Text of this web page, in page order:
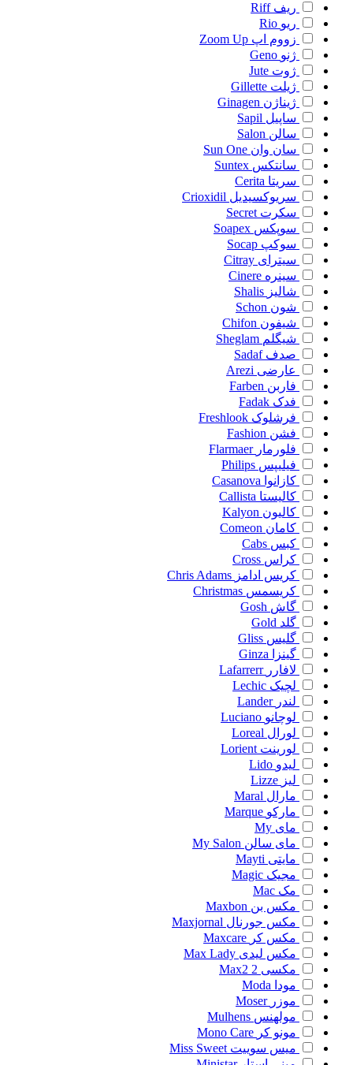
ریف Riff
ریو Rio
زووم اپ Zoom Up
ژنو Geno
ژوت Jute
ژیلت Gillette
ژیناژن Ginagen
ساپیل Sapil
سالن Salon
سان وان Sun One
سانتکس Suntex
سریتا Cerita
سریوکسیدیل Crioxidil
سکرت Secret
سوپکس Soapex
سوکپ Socap
سیترای Citray
سینره Cinere
شالیز Shalis
شون Schon
شیفون Chifon
شیگلم Sheglam
صدف Sadaf
عارضی Arezi
فاربن Farben
فدک Fadak
فرشلوک Freshlook
فشن Fashion
فلورمار Flarmaer
فیلیپس Philips
کازانوا Casanova
کالیستا Callista
کالیون Kalyon
کامان Comeon
کبس Cabs
کراس Cross
کریس ادامز Chris Adams
کریسمس Christmas
گاش Gosh
گلد Gold
گلیس Gliss
گینزا
Ginza
لافارر Lafarrerr
لچیک Lechic
لندر Lander
لوچانو Luciano
لورال Loreal
لورینت Lorient
لیدو Lido
لیز Lizze
مارال Maral
مارکو Marque
مای My
مای سالن My Salon
مایتی Mayti
مجیک Magic
مک Mac
مکس بن Maxbon
مکس جورنال Maxjornal
مکس کر Maxcare
مکس لیدی Max Lady
مکسی 2
Max2
مودا Moda
موزر Moser
مولهنس Mulhens
مونو کر Mono Care
میس سوییت Miss Sweet